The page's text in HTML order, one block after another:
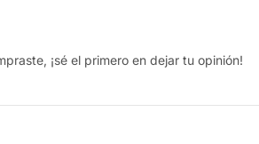
¡sé el primero en dejar tu opinión!